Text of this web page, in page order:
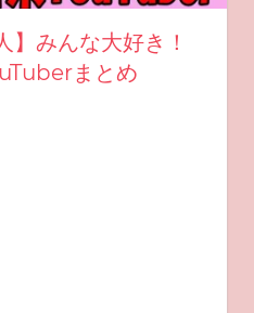
】みんな大好き！
まとめ